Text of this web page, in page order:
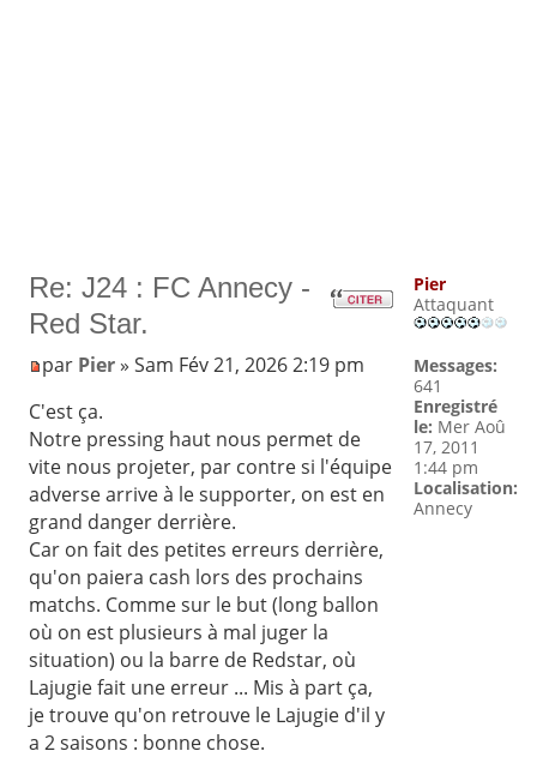
Re: J24 : FC Annecy -
Red Star.
par Pier» Sam Fév 21, 2026 2:19 pm
C'est ça.
Notre pressing haut nous permet de
vite nous projeter, par contre si l'équipe
adverse arrive à le supporter, on est en
grand danger derrière.
Car on fait des petites erreurs derrière,
qu'on paiera cash lors des prochains
matchs. Comme sur le but (long ballon
où on est plusieurs à mal juger la
situation) ou la barre de Redstar, où
Lajugie fait une erreur ... Mis à part ça,
je trouve qu'on retrouve le Lajugie d'il y
a 2 saisons : bonne chose.
Pier
Attaquant
Messages:
641
Enregistré
le: Mer Aoû
17, 2011
1:44 pm
Localisation:
Annecy